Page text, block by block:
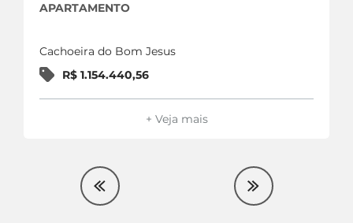
APARTAMENTO
Cachoeira do Bom Jesus
R$ 1.154.440,56
+ Veja mais